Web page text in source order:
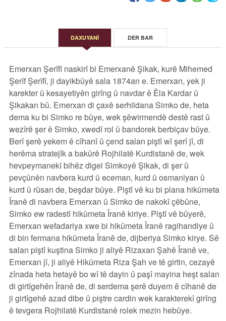
DAXUYANÎ DER BAR
Emerxan Şerîfî naskirî bi Emerxanê Şikak, kurê Mihemed
Şerîf Şerîfî, ji dayikbûyê sala 1874an e. Emerxan, yek ji
karekter û kesayetiyên girîng û navdar ê Êla Kardar û
Şikakan bû. Emerxan di çaxê serhildana Simko de, heta
dema ku bi Simko re bûye, wek şêwirmendê destê rast û
wezîrê şer ê Simko, xwedî rol û bandorek berbiçav bûye.
Berî şerê yekem ê cîhanî û çend salan piştî wî şerî jî, di
herêma stratejîk a bakûrê Rojhilatê Kurdistanê de, wek
hevpeymanekî bihêz digel Simkoyê Şikak, di şer û
pevçûnên navbera kurd û eceman, kurd û osmaniyan û
kurd û rûsan de, beşdar bûye. Piştî vê ku bi plana hikûmeta
Îranê di navbera Emerxan û Simko de nakokî çêbûne,
Simko ew radestî hikûmeta Îranê kiriye. Piştî vê bûyerê,
Emerxan wefadariya xwe bi hikûmeta Îranê ragihandiye û
di bin fermana hikûmeta Îranê de, dijberiya Simko kirye. Sê
salan piştî kuştina Simko ji aliyê Rizaxan Şahê Îranê ve,
Emerxan jî, ji aliyê Hikûmeta Riza Şah ve tê girtin, cezayê
zînada heta hetayê bo wî tê dayin û paşî mayina heşt salan
di girtîgehên Îranê de, di serdema şerê duyem ê cîhanê de
ji girtîgehê azad dibe û piştre cardin wek karakterekî girîng
ê tevgera Rojhilatê Kurdistanê rolek mezin hebûye.